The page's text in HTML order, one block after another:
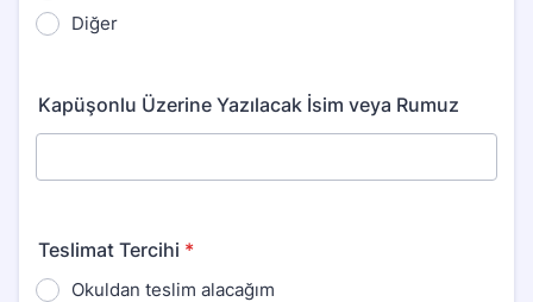
Diğer
Kapüşonlu Üzerine Yazılacak İsim veya Rumuz
Teslimat Tercihi *
Okuldan teslim alacağım